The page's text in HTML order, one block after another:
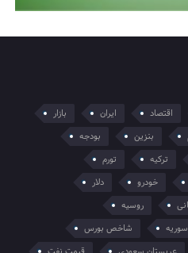
اقتصاد ایران
بازار
بنزین
بودجه
ترکیه
تورم
خودرو
دلار
روسیه
سوریه
شاخص بورس